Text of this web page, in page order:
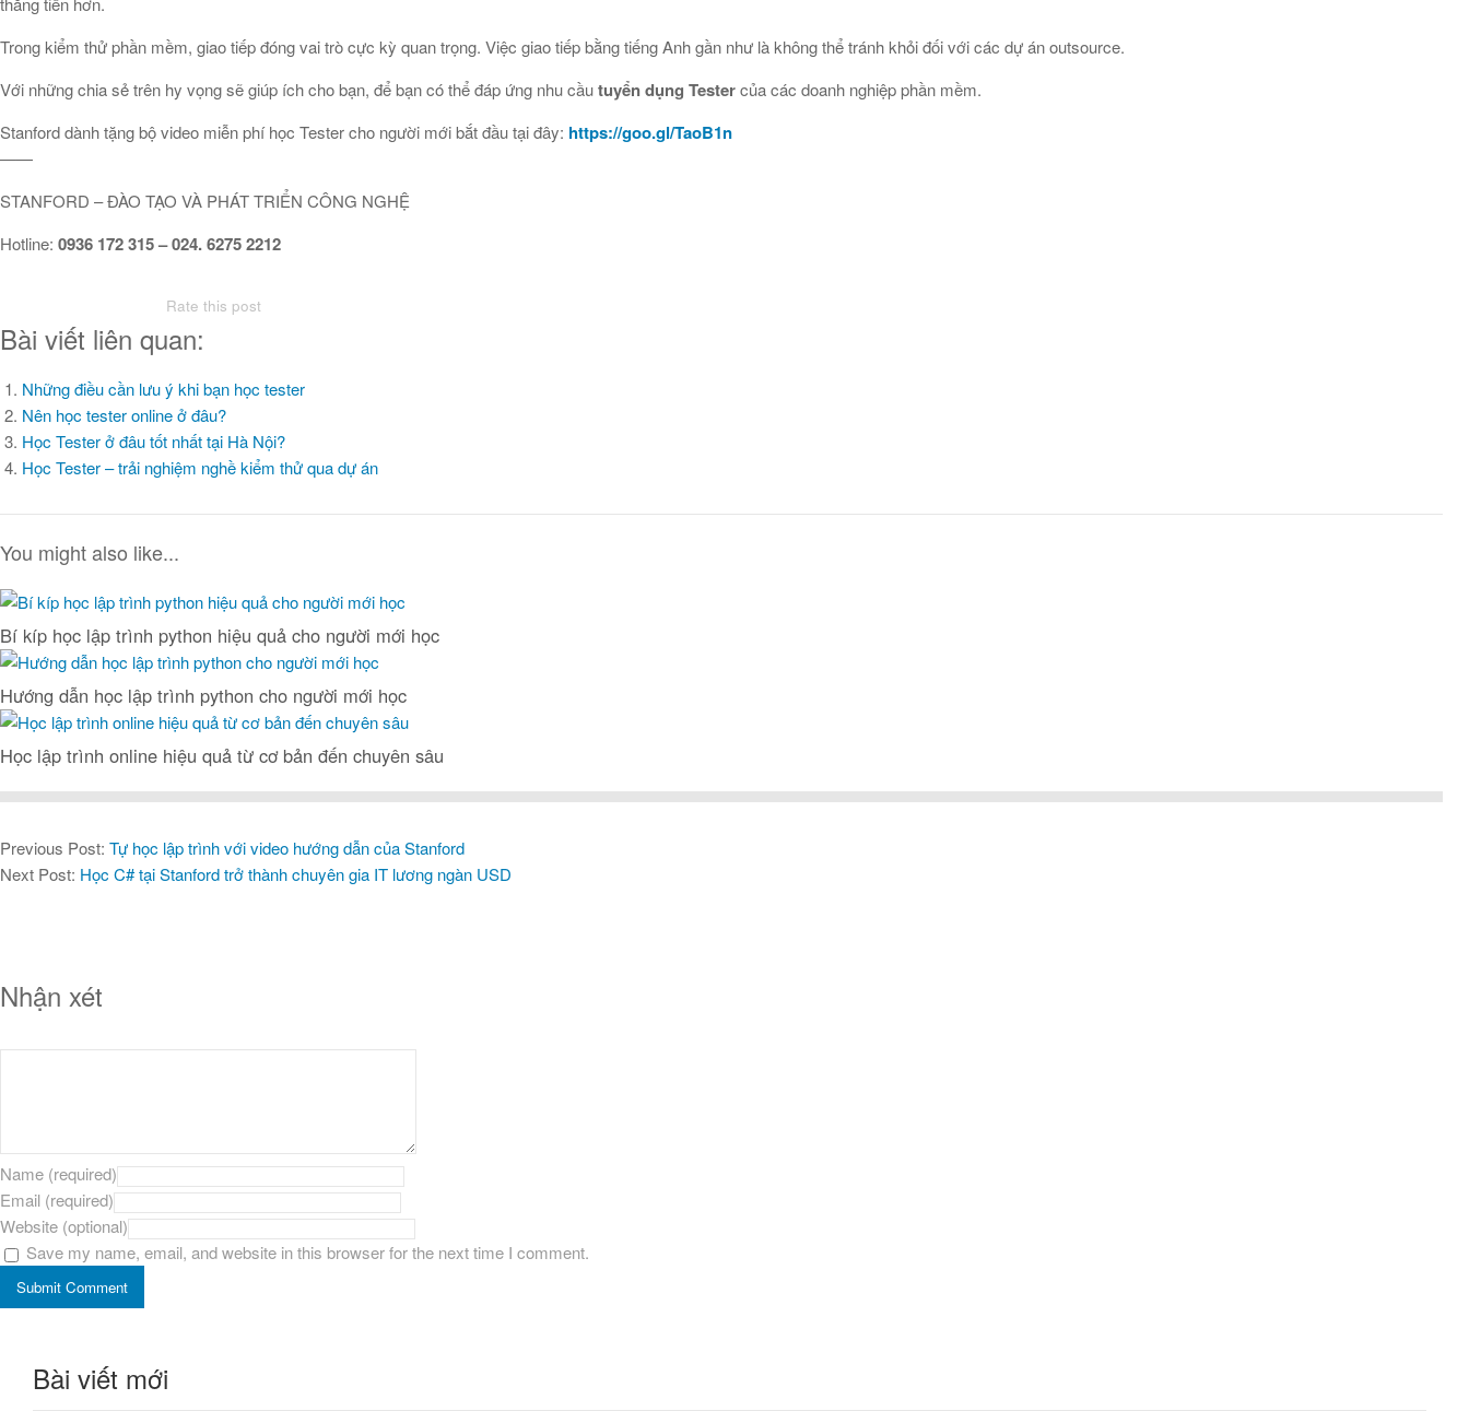
Trong kiểm thử phần mềm, giao tiếp đóng vai trò cực kỳ quan trọng. Việc giao tiếp bằng tiếng Anh gần như là không thể tránh khỏi đối với các dự án outsource.
Với những chia sẻ trên hy vọng sẽ giúp ích cho bạn, để bạn có thể đáp ứng nhu cầutuyển dụng Testercủa các doanh nghiệp phần mềm.
Stanford dành tặng bộ video miễn phí học Tester cho người mới bắt đầu tại đây: https://goo.gl/TaoB1n
——
STANFORD – ĐÀO TẠO VÀ PHÁT TRIỂN CÔNG NGHỆ
Hotline: 0936 172 315 – 024. 6275 2212
Rate this post
Bài viết liên quan:
Những điều cần lưu ý khi bạn học tester
Nên học tester online ở đâu?
Học Tester ở đâu tốt nhất tại Hà Nội?
Học Tester – trải nghiệm nghề kiểm thử qua dự án
You might also like...
Bí kíp học lập trình python hiệu quả cho người mới học
Hướng dẫn học lập trình python cho người mới học
Học lập trình online hiệu quả từ cơ bản đến chuyên sâu
Previous Post: Tự học lập trình với video hướng dẫn của Stanford
Next Post: Học C# tại Stanford trở thành chuyên gia IT lương ngàn USD
Nhận xét
Name (required)
Email (required)
Website (optional)
Save my name, email, and website in this browser for the next time I comment.
Submit Comment
Bài viết mới